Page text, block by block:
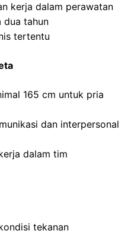
kerja dalam perawatan
dua tahun
tertentu
165 cm untuk pria
dan interpersonal
dalam tim
tekanan